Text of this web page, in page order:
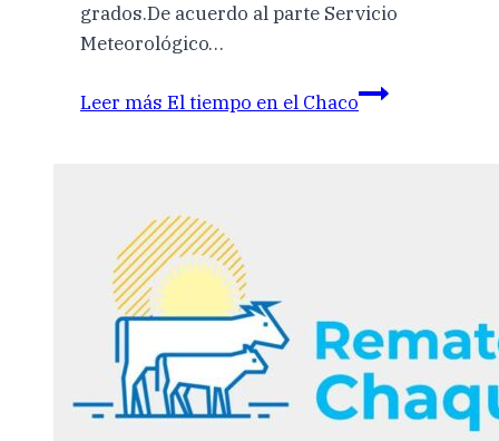
grados.De acuerdo al parte Servicio
Meteorológico…
Leer más El tiempo en el Chaco